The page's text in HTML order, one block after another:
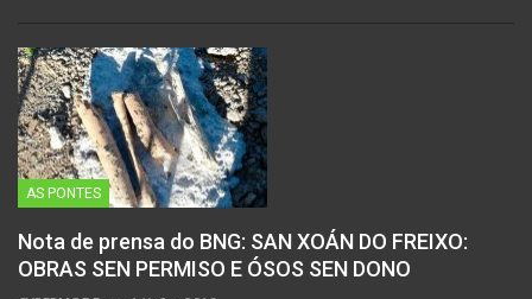
AS PONTES
Nota de prensa do BNG: SAN XOÁN DO FREIXO:
OBRAS SEN PERMISO E ÓSOS SEN DONO